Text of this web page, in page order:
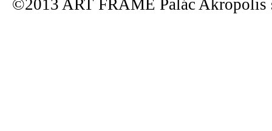
©2013 ART FRAME Palác Akropolis